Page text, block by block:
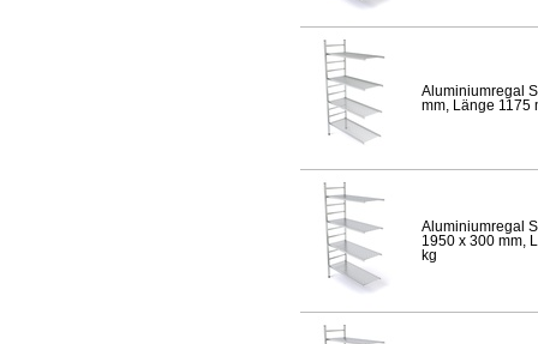
Aluminiumregal
mm, Länge 1175
Aluminiumregal
1950 x 300 mm,
kg